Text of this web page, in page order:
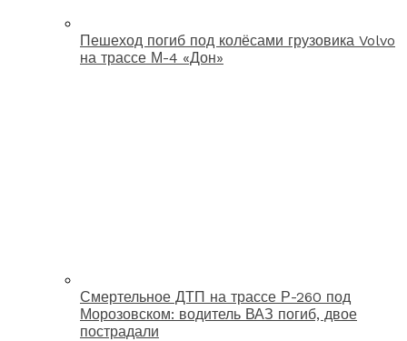
Пешеход погиб под колёсами грузовика Volvo
на трассе М-4 «Дон»
Смертельное ДТП на трассе Р-260 под
Морозовском: водитель ВАЗ погиб, двое
пострадали